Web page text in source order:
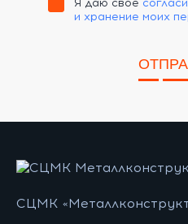
и хранение моих
СЦМК